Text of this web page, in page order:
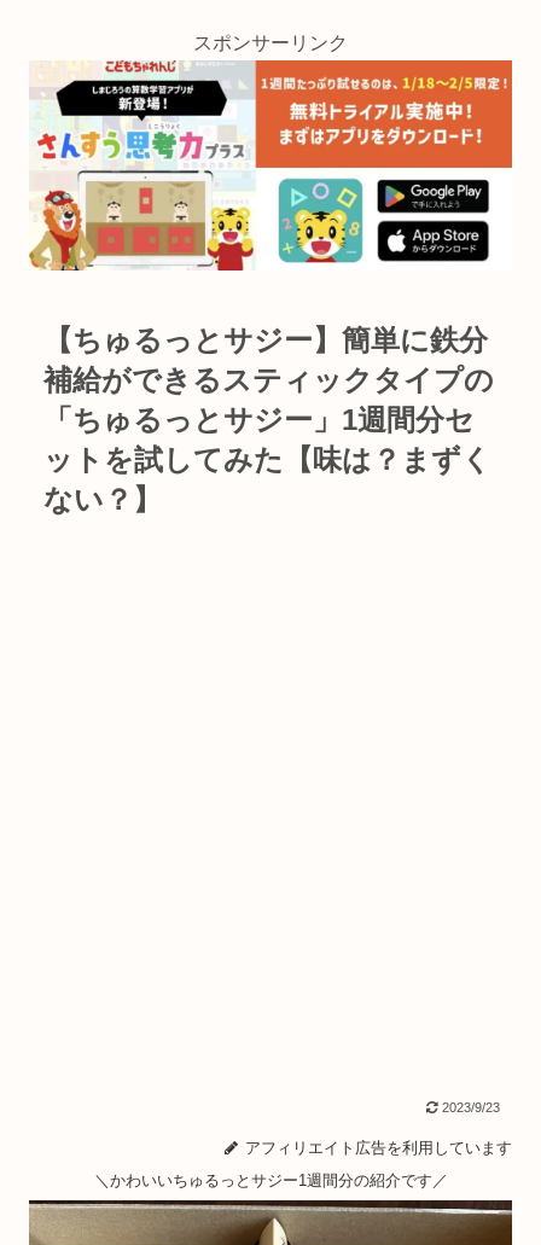
スポンサーリンク
【ちゅるっとサジー】簡単に鉄分
補給ができるスティックタイプの
「ちゅるっとサジー」1週間分セ
ットを試してみた【味は？まずく
ない？】
2023/9/23
アフィリエイト広告を利用しています
＼かわいいちゅるっとサジー1週間分の紹介です／